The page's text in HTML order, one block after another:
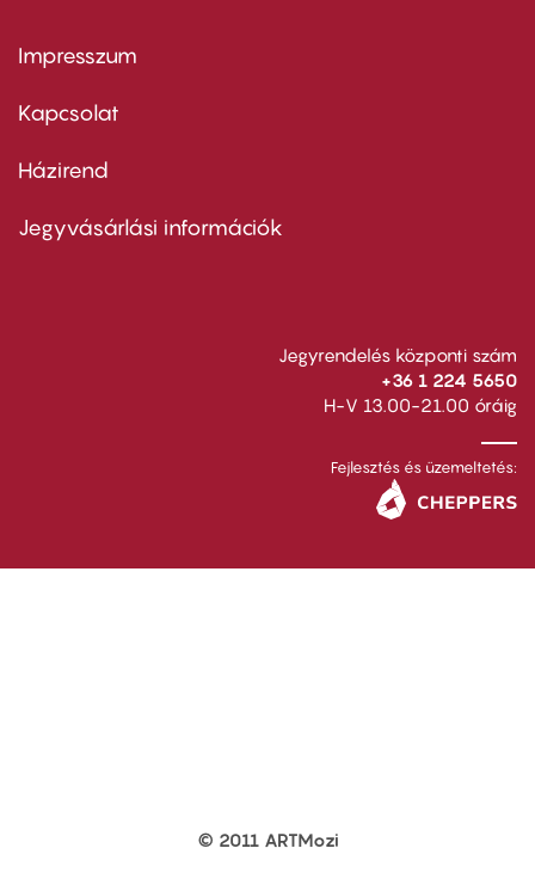
Footer
first
Impresszum
Kapcsolat
Footer
second
Házirend
Jegyvásárlási információk
Jegyrendelés központi szám
+36 1 224 5650
H-V 13.00-21.00 óráig
Fejlesztés és üzemeltetés:
© 2011 ARTMozi